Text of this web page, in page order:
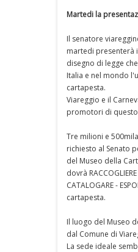
Martedi la
Il senatore
martedi presenterà
disegno di legge
Italia e nel mondo
cartapesta.
Viareggio e il
promotori di
Tre milioni e
richiesto al Senato
del Museo della
dovrà RACCOGLIERE
CATALOGARE -
cartapesta.
Il luogo del Museo
dal Comune di
La sede ideale